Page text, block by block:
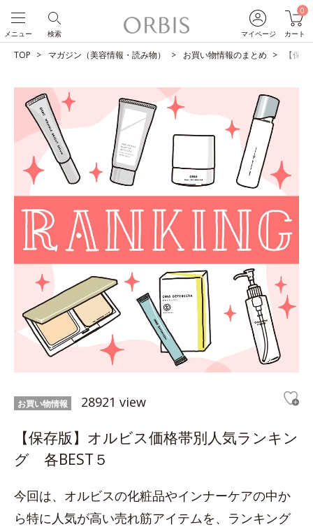
マイページ
0
カート
検索
メニュー
TOP マガジン（美容情報・読み物） お買い物情報のまとめ 【保
お買い物情報 28921 view
【保存版】オルビス価格帯別人気ランキン
グ 各BEST５
今回は、オルビスの化粧品やインナーケアの中か
ら特に人気が高い売れ筋アイテムを、ランキング